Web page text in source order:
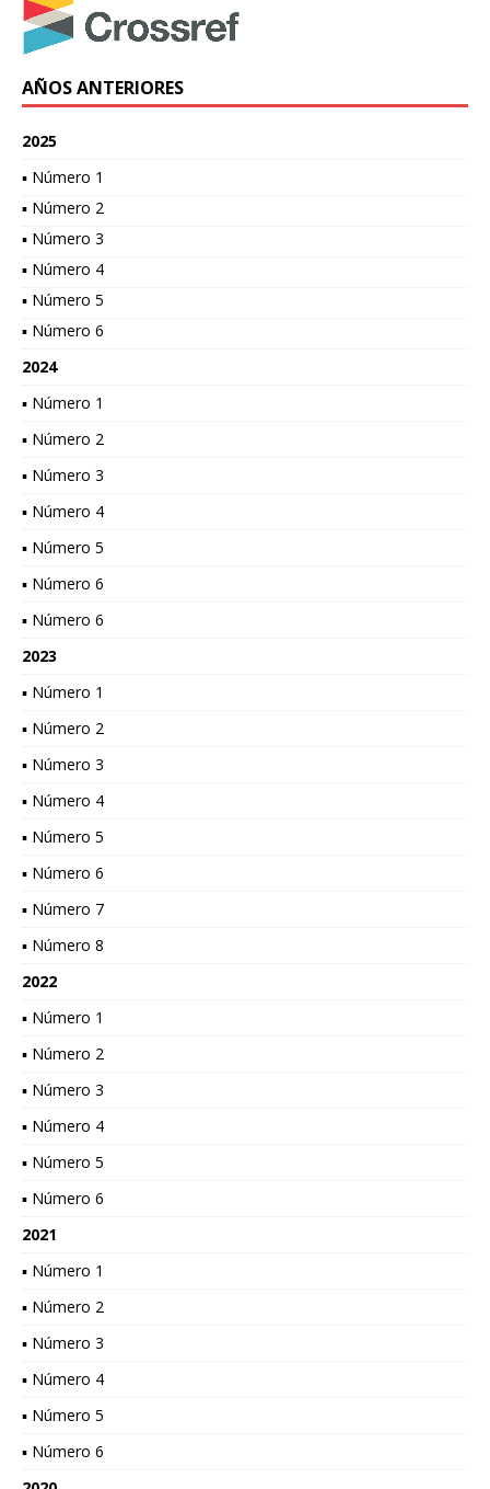
AÑOS ANTERIORES
2025
▪ Número 1
▪ Número 2
▪ Número 3
▪ Número 4
▪ Número 5
▪ Número 6
2024
▪ Número 1
▪ Número 2
▪ Número 3
▪ Número 4
▪ Número 5
▪ Número 6
▪ Número 6
2023
▪ Número 1
▪ Número 2
▪ Número 3
▪ Número 4
▪ Número 5
▪ Número 6
▪ Número 7
▪ Número 8
2022
▪ Número 1
▪ Número 2
▪ Número 3
▪ Número 4
▪ Número 5
▪ Número 6
2021
▪ Número 1
▪ Número 2
▪ Número 3
▪ Número 4
▪ Número 5
▪ Número 6